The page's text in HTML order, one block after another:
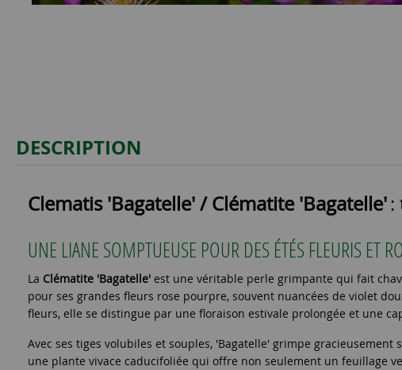
DESCRIPTION
Clematis 'Bagatelle' / Clématite 'Bagatelle':
UNE LIANE SOMPTUEUSE POUR DES ÉTÉS FLEURIS ET
La Clématite 'Bagatelle' est une véritable perle grimpante qui fait
pour ses grandes fleurs rose pourpre, souvent nuancées de violet
fleurs, elle se distingue par une floraison estivale prolongée et une
Avec ses tiges volubiles et souples, 'Bagatelle' grimpe
une plante vivace caducifoliée qui offre non seulement un feuillage